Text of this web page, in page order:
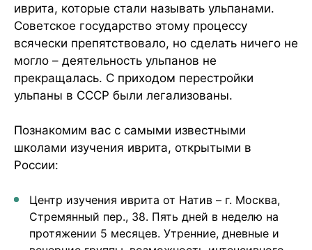
иврита, которые стали называть ульпанами.
Советское государство этому процессу
всячески препятствовало, но сделать ничего не
могло – деятельность ульпанов не
прекращалась. С приходом перестройки
ульпаны в СССР были легализованы.
Познакомим вас с самыми известными
школами изучения иврита, открытыми в
России:
Центр изучения иврита от Натив – г. Москва,
Стремянный пер., 38. Пять дней в неделю на
протяжении 5 месяцев. Утренние, дневные и